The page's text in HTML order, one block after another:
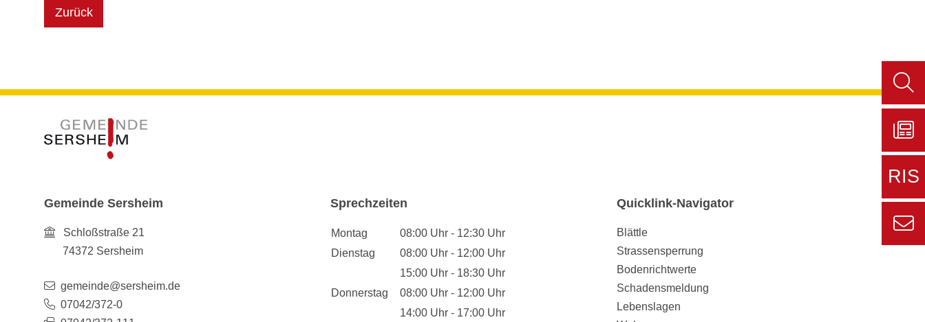
Zurück
Gemeinde Sersheim
Schloßstraße 21
74372 Sersheim
gemeinde@sersheim.de
07042/372-0
Sprechzeiten
Montag
08:00 Uhr - 12:30 Uhr
Dienstag
08:00 Uhr - 12:00 Uhr
15:00 Uhr - 18:30 Uhr
Donnerstag
08:00 Uhr - 12:00 Uhr
14:00 Uhr - 17:00 Uhr
Quicklink-Navigator
Blättle
Strassensperrung
Bodenrichtwerte
Schadensmeldung
Lebenslagen
Zu
RIS
Seite